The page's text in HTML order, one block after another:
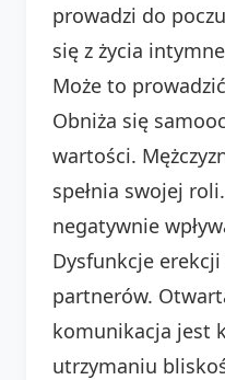
prowadzi do
się z życia
Może to
Obniża się
wartości.
spełnia swojej
negatywnie
Dysfunkcje
partnerów.
komunikacja jest
utrzymaniu